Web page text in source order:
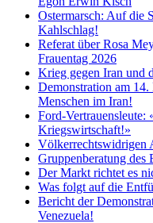
Ostermarsch: Auf die
Kahlschlag!
Referat über Rosa
Frauentag 2026
Krieg gegen Iran und
Demonstration am
Menschen im Iran!
Ford-Vertrauensleute:
Kriegswirtschaft!»
Völkerrechtswidrigen
Gruppenberatung des
Der Markt richtet es
Was folgt auf die
Bericht der
Venezuela!